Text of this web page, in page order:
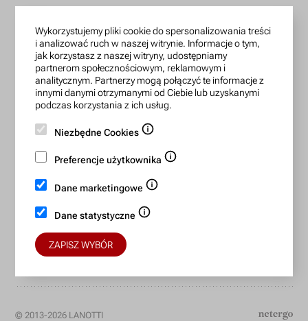
zamowienia@lanotti.com
Pisząc w sprawie swojego zamówienia podaj w tytule
wiadomości numer, który otrzymałeś w potwierdzeniu.
Konto bankowe:
BIC/SWIFT: BREXPLPWMBK
Bezpieczne płatności:
© 2013-2026 LANOTTI
Wykorzystujemy pliki cookie do spersonalizowania treści
i analizować ruch w naszej witrynie. Informacje o tym,
jak korzystasz z naszej witryny, udostępniamy
partnerom społecznościowym, reklamowym i
analitycznym. Partnerzy mogą połączyć te informacje z
innymi danymi otrzymanymi od Ciebie lub uzyskanymi
podczas korzystania z ich usług.
Niezbędne Cookies
Preferencje użytkownika
Dane marketingowe
Dane statystyczne
ZAPISZ WYBÓR